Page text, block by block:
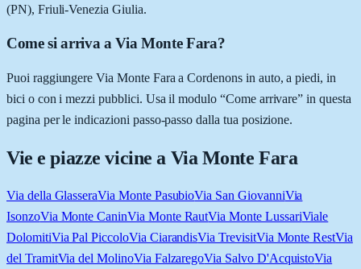
(PN), Friuli-Venezia Giulia.
Come si arriva a Via Monte Fara?
Puoi raggiungere Via Monte Fara a Cordenons in auto, a piedi, in
bici o con i mezzi pubblici. Usa il modulo “Come arrivare” in questa
pagina per le indicazioni passo-passo dalla tua posizione.
Vie e piazze vicine a Via Monte Fara
Via della GlasseraVia Monte PasubioVia San GiovanniVia
IsonzoVia Monte CaninVia Monte RautVia Monte LussariViale
DolomitiVia Pal PiccoloVia CiarandisVia TrevisitVia Monte RestVia
del TramitVia del MolinoVia FalzaregoVia Salvo D'AcquistoVia